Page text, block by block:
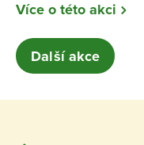
Více o této akci
Další akce